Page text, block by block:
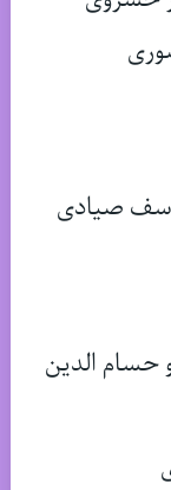
صیادی
حسام الدین